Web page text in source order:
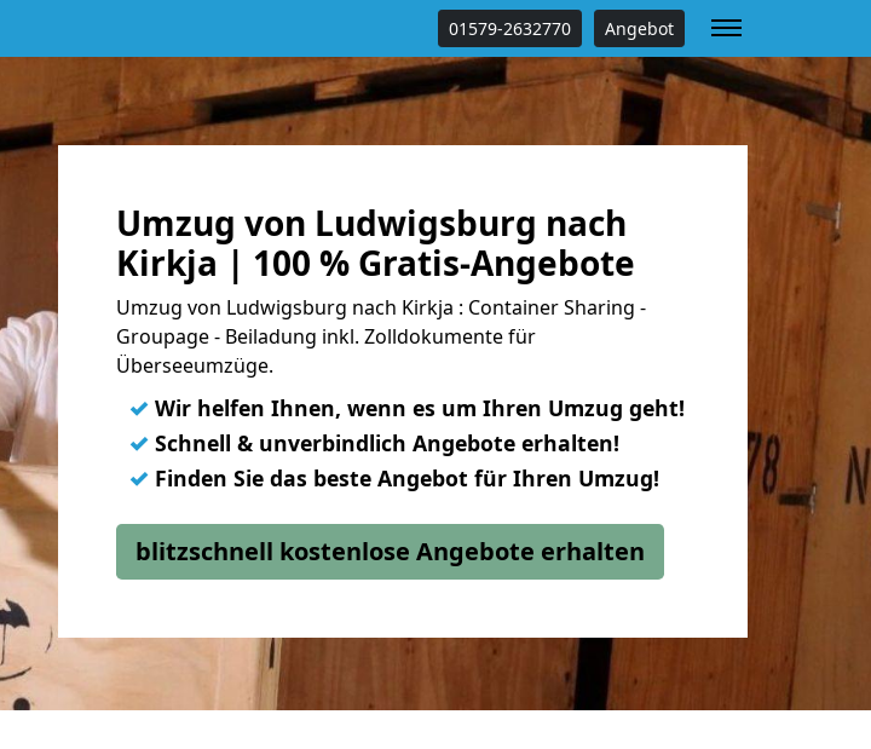
01579-2632770 Angebot
Umzug von Ludwigsburg nach
Kirkja | 100 % Gratis-Angebote
Umzug von Ludwigsburg nach Kirkja : Container Sharing -
Groupage - Beiladung inkl. Zolldokumente für
Überseeumzüge.
✓ Wir helfen Ihnen, wenn es um Ihren Umzug geht!
✓ Schnell & unverbindlich Angebote erhalten!
✓ Finden Sie das beste Angebot für Ihren Umzug!
blitzschnell kostenlose Angebote erhalten